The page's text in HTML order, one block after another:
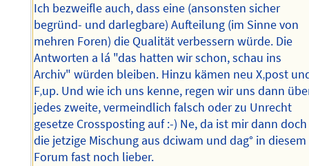
Ich bezweifle auch, dass eine (ansonsten sicher
begründ- und darlegbare) Aufteilung (im Sinne von
mehren Foren) die Qualität verbessern würde. Die
Antworten a lá "das hatten wir schon, schau ins
Archiv" würden bleiben. Hinzu kämen neu X‚post
F‚up. Und wie ich uns kenne, regen wir uns dann
jedes zweite, vermeindlich falsch oder zu Unrecht
gesetze Crossposting auf :-) Ne, da ist mir dann doch
die jetzige Mischung aus dciwam und dag° in diesem
Forum fast noch lieber.